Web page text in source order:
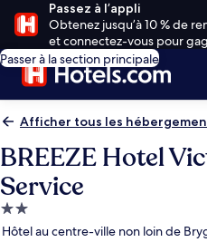
Passez à l’appli
Obtenez jusqu’à 10 % de
et connectez-vous pour
Passer à la section principale
Afficher tous les
BREEZE Hotel
Service
Hébergement
2.0 étoiles
Hôtel au centre-ville non loin de